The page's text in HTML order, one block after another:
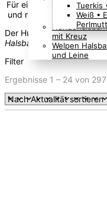
Boho Indianer
Hippie Look
Hundehalsband
mit Kreuz
Welpen
und Leine
Tuerkis
Weiß •
Perlmutt
Für ein Halsband mit
und rückwärts über den
Der Hund sollte beim
Halsband messen!)
Filter
Ergebnisse 1 – 24 von